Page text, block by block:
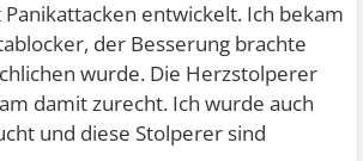
entwickelt. Ich bekam
der Besserung brachte
wurde. Die Herzstolperer
damit zurecht. Ich wurde auch
und diese Stolperer sind